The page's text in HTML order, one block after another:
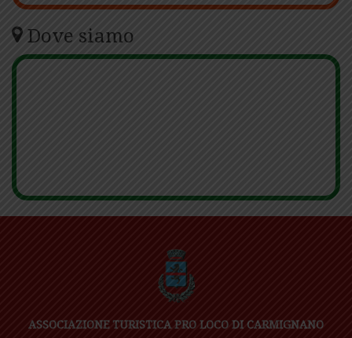
Dove siamo
ASSOCIAZIONE TURISTICA PRO LOCO DI CARMIGNANO